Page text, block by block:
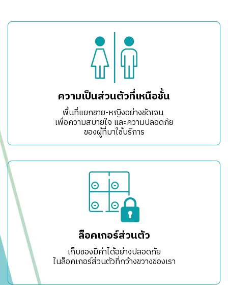
ความเป็นส่วนตัวที่เหนือชั้น
พื้นที่แยกชาย-หญิงอย่างชัดเจน
เพื่อความสบายใจ และความปลอดภัย
ของผู้ที่มาใช้บริการ
ล็อคเกอร์ส่วนตัว
เก็บของมีค่าได้อย่างปลอดภัย
ในล็อคเกอร์ส่วนตัวที่กว้างขวางของเรา